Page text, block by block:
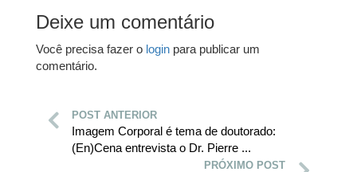
Deixe um comentário
Você precisa fazer o login para publicar um
comentário.
POST ANTERIOR
Imagem Corporal é tema de doutorado:
(En)Cena entrevista o Dr. Pierre ...
PRÓXIMO POST